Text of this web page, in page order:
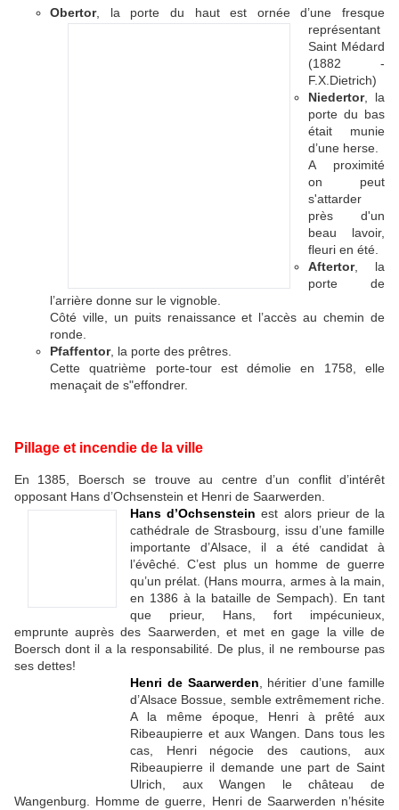
Obertor, la porte du haut est ornée d’une fresque
représentant
Saint Médard
(1882 -
F.X.Dietrich)
Niedertor, la
porte du bas
était munie
d’une herse.
A proximité
on peut
s'attarder
près d'un
beau lavoir,
fleuri en été.
Aftertor, la
porte de
l’arrière donne sur le vignoble.
Côté ville, un puits renaissance et l’accès au chemin de
ronde.
Pfaffentor, la porte des prêtres.
Cette quatrième porte-tour est démolie en 1758, elle
menaçait de s"effondrer.
Pillage et incendie de la ville
En 1385, Boersch se trouve au centre d’un conflit d’intérêt
opposant Hans d’Ochsenstein et Henri de Saarwerden.
Hans d’Ochsenstein est alors prieur de la
cathédrale de Strasbourg, issu d’une famille
importante d’Alsace, il a été candidat à
l’évêché. C’est plus un homme de guerre
qu’un prélat. (Hans mourra, armes à la main,
en 1386 à la bataille de Sempach). En tant
que prieur, Hans, fort impécunieux,
emprunte auprès des Saarwerden, et met en gage la ville de
Boersch dont il a la responsabilité. De plus, il ne rembourse pas
ses dettes!
Henri de Saarwerden, héritier d’une famille
d’Alsace Bossue, semble extrêmement riche.
A la même époque, Henri à prêté aux
Ribeaupierre et aux Wangen. Dans tous les
cas, Henri négocie des cautions, aux
Ribeaupierre il demande une part de Saint
Ulrich, aux Wangen le château de
Wangenburg. Homme de guerre, Henri de Saarwerden n’hésite